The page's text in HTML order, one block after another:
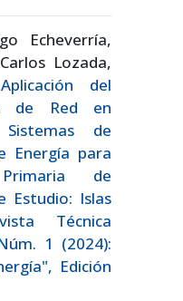
Echeverría,
Lozada,
Aplicación del
de Red en
de
Energía para
de
Estudio: Islas
Técnica
1 (2024):
Edición